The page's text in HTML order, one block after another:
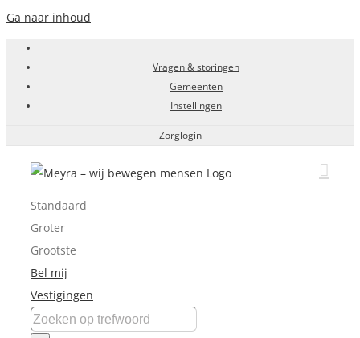
Ga naar inhoud
Vragen & storingen
Gemeenten
Instellingen
Zorglogin
Standaard
Groter
Grootste
Bel mij
Vestigingen